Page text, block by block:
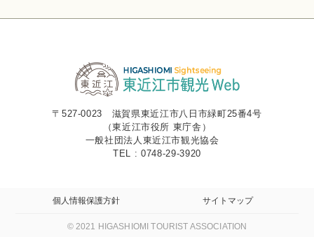
〒527-0023 滋賀県東近江市八日市緑町25番4号
（東近江市役所 東庁舎）
一般社団法人東近江市観光協会
TEL : 0748-29-3920
個人情報保護方針 サイトマップ
© 2021 HIGASHIOMI TOURIST ASSOCIATION